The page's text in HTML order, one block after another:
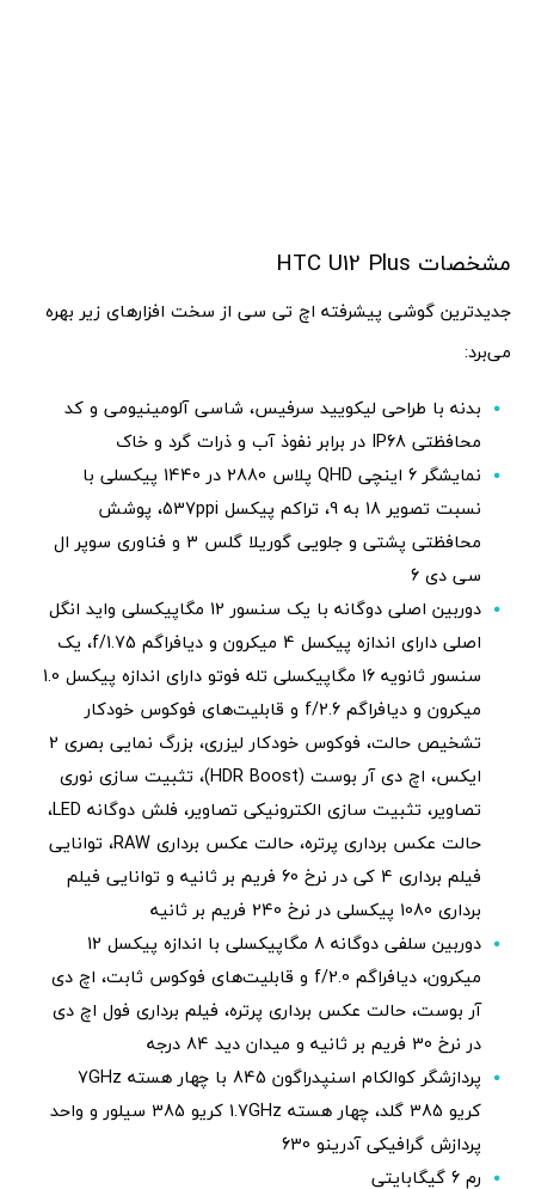
مشخصات HTC U12 Plus
جدیدترین گوشی پیشرفته اچ تی سی از سخت افزارهای زیر بهره
می‌برد:
بدنه با طراحی لیکویید سرفیس، شاسی آلومینیومی و کد
محافظتی IP68 در برابر نفوذ آب و ذرات گرد و خاک
نمایشگر 6 اینچی QHD پلاس 2880 در 1440 پیکسلی با
نسبت تصویر 18 به 9، تراکم پیکسل 537ppi، پوشش
محافظتی پشتی و جلویی گوریلا گلس 3 و فناوری سوپر ال
سی دی 6
دوربین اصلی دوگانه با یک سنسور 12 مگاپیکسلی واید انگل
اصلی دارای اندازه پیکسل 4 میکرون و دیافراگم f/1.75، یک
سنسور ثانویه 16 مگاپیکسلی تله فوتو دارای اندازه پیکسل 1.0
میکرون و دیافراگم f/2.6 و قابلیت‌های فوکوس خودکار
تشخیص حالت، فوکوس خودکار لیزری، بزرگ نمایی بصری 2
ایکس، اچ دی آر بوست (HDR Boost)، تثبیت سازی نوری
تصاویر، تثبیت سازی الکترونیکی تصاویر، فلش دوگانه LED،
حالت عکس برداری پرتره، حالت عکس برداری RAW، توانایی
فیلم برداری 4 کی در نرخ 60 فریم بر ثانیه و توانایی فیلم
برداری 1080 پیکسلی در نرخ 240 فریم بر ثانیه
دوربین سلفی دوگانه 8 مگاپیکسلی با اندازه پیکسل 12
میکرون، دیافراگم f/2.0 و قابلیت‌های فوکوس ثابت، اچ دی
آر بوست، حالت عکس برداری پرتره، فیلم برداری فول اچ دی
در نرخ 30 فریم بر ثانیه و میدان دید 84 درجه
پردازشگر کوالکام اسنپدراگون 845 با چهار هسته 7GHz
کریو 385 گلد، چهار هسته 1.7GHz کریو 385 سیلور و واحد
پردازش گرافیکی آدرینو 630
رم 6 گیگابایتی